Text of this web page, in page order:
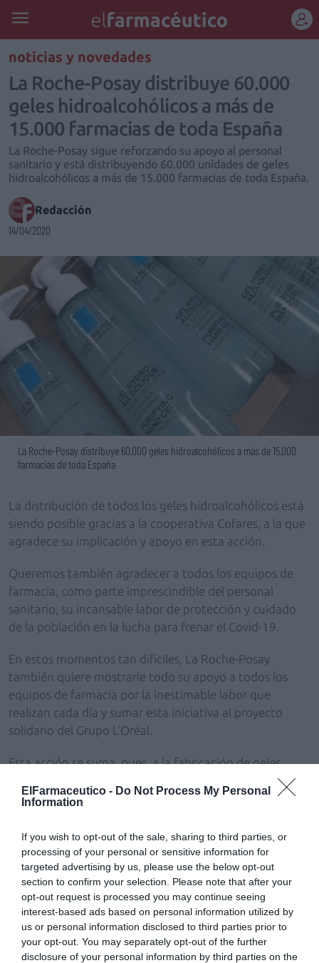
ElFarmaceutico - Do Not Process My Personal
Information
If you wish to opt-out of the sale, sharing to third parties, or
processing of your personal or sensitive information for
targeted advertising by us, please use the below opt-out
section to confirm your selection. Please note that after your
opt-out request is processed you may continue seeing
interest-based ads based on personal information utilized by
us or personal information disclosed to third parties prior to
your opt-out. You may separately opt-out of the further
disclosure of your personal information by third parties on the
REGÍSTRATE
noticias y novedades
La Roche-Posay distribuye 60.000
geles hidroalcohólicos a más de
15.000 farmacias de toda España
La Roche-Posay sigue reforzando su apoyo al personal
sanitario y está distribuyendo 60.000 unidades de geles
hidroalcohólicos a más de 15.000 farmacias de toda España.
Redacción
14/04/2020
La Roche-Posay distribuye 60.000 geles hidroalcohólicos a más de 15.000
farmacias de toda España
La distribución de todos los geles hidroalcohólicos está
siendo posible gracias a la cooperativa Cofares, a la que
agradece su implicación y apoyo en esta acción.
Queremos también agradecer a todos los equipos de
farmacia, como parte imprescindible del personal
sanitario, su incansable labor de protección y cuidado
de la población en la lucha para frenar el Covid-19.
En estos momentos tan difíciles, La Roche-Posay
también quiere mostrarle todo su apoyo a todos los
equipos de farmacia por la inestimable labor que
realizan cada día y sumar esta iniciativa al proyecto
solidario del Grupo L’Oréal.
Esta acción se suma, pues, a la fabricación de geles
desinfectantes puestos a disposición de las autoridades
sanitarias españolas a través de la fábrica internacional
de cremas reparadoras para casi 300 hospitales de toda
España.
Más información del proyecto solidario del Grupo
L’Oréal en Europa en:
https://www.loreal.es/periodistas/notas-de-
prensa/2020/mar/el-grupo-loral-lanza-un-programa-
solidariopara-luchar-contra-el-coronavirus-en-europa